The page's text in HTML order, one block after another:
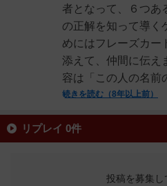
者となって、６つあ
の正解を知って導く
めにはフレーズカー
添えて、仲間に伝え
容は「この人の名前
続きを読む（8年以上前）
リプレイ 0件
投稿を募集し